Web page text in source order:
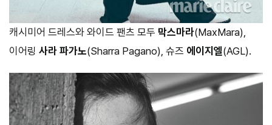
캐시미어 드레스와 와이드 팬츠 모두 막스마라(MaxMara),
이어링 사라 파가노(Sharra Pagano), 슈즈 에이지엘(AGL).